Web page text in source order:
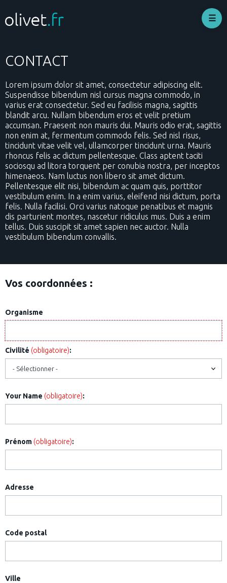
main
content
CONTACT
Lorem ipsum dolor sit amet, consectetur adipiscing elit.
Suspendisse bibendum nisl cursus magna commodo, in
varius erat consectetur. Sed eu facilisis magna, sagittis
blandit arcu. Nullam bibendum eros et velit pretium
accumsan. Praesent non mauris dui. Mauris odio erat, sagittis
non enim at, fermentum commodo felis. Sed nisl risus,
tincidunt vitae velit vel, ullamcorper tincidunt urna. Mauris
rhoncus felis ac dictum pellentesque. Class aptent taciti
sociosqu ad litora torquent per conubia nostra, per inceptos
himenaeos. Nam luctus non libero sit amet dictum.
Pellentesque elit nisi, bibendum ac quam quis, porttitor
vestibulum enim. In a enim varius, eleifend nisi dictum, porta
felis. Nulla facilisi. Orci varius natoque penatibus et magnis
dis parturient montes, nascetur ridiculus mus. Duis a enim
tellus. Duis suscipit sit amet sapien nec auctor. Nulla
vestibulum bibendum convallis.
Vos coordonnées :
Organisme
Civilité (obligatoire):
Your Name (obligatoire):
Prénom (obligatoire):
Adresse
Code postal
Ville